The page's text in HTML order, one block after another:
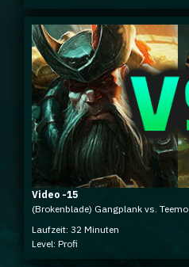
Video -15
(Brokenblade) Gangplank vs. Teemo
Laufzeit: 32 Minuten
Level: Profi